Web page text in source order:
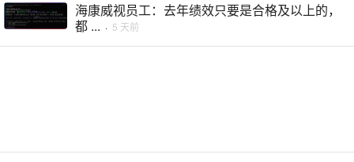
海康威视员工：去年绩效只要是合格及以上的，
都 ... · 5 天前